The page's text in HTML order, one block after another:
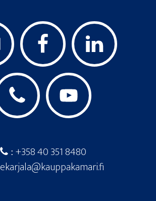
: +358 40 351 8480
ekarjala@kauppakamari.fi